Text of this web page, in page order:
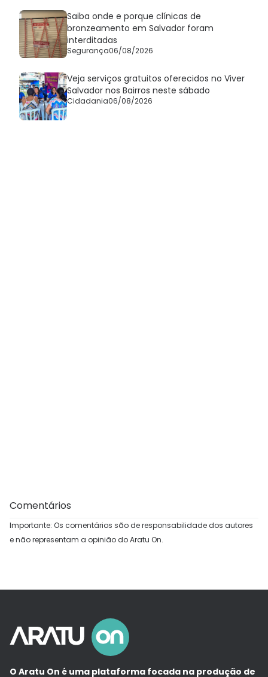
Saiba onde e porque clínicas de
bronzeamento em Salvador foram
interditadas
Segurança06/08/2026
Veja serviços gratuitos oferecidos no Viver
Salvador nos Bairros neste sábado
Cidadania06/08/2026
Comentários
Importante: Os comentários são de responsabilidade dos autores
e não representam a opinião do Aratu On.
O Aratu On é uma plataforma focada na produção de